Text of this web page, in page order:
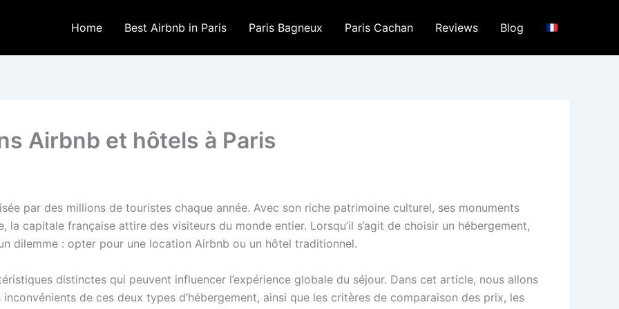
Home Best Airbnb in Paris Paris Bagneux Paris Cachan Reviews Blog
Airbnb et hôtels à Paris
par des millions de touristes chaque année. Avec son riche patrimoine culturel, ses monuments
la capitale française attire des visiteurs du monde entier. Lorsqu’il s’agit de choisir un hébergement,
dilemme : opter pour une location Airbnb ou un hôtel traditionnel.
distinctes qui peuvent influencer l’expérience globale du séjour. Dans cet article, nous allons
de ces deux types d’hébergement, ainsi que les critères de comparaison des prix, les